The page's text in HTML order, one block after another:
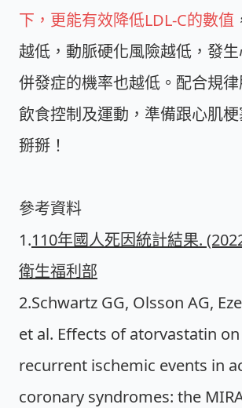
下，更能有效降低LDL-C的數值
越低，動脈硬化風險越低，發
併發症的機率也越低。配合規
飲食控制及運動，準備跟心肌
掰掰！
參考資料
1.110年國人死因統計結果.
衛生福利部
2.Schwartz GG, Olsson AG,
et al. Effects of atorvastatin
recurrent ischemic events in
coronary syndromes: the